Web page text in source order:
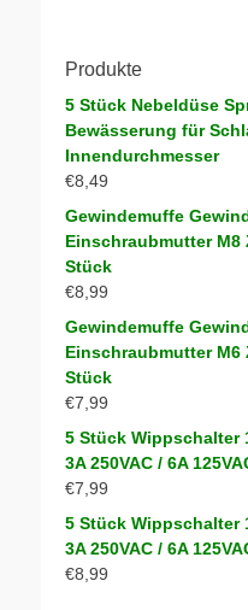
Produkte
5 Stück Nebeldüse
Bewässerung für
Innendurchmesser
€8,49
Gewindemuffe
Einschraubmutter
Stück
€8,99
Gewindemuffe
Einschraubmutter
Stück
€7,99
5 Stück Wippschalter
3A 250VAC / 6A
€7,99
5 Stück Wippschalter
3A 250VAC / 6A
€8,99